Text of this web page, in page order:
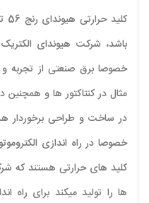
باشد، شرکت هیوندای
خصوصا برق صنعتی از تجربه
مثال در کنتاکتور ها و همچنین
در ساخت و طراحی برخوردار
خصوصا در راه اندازی
کلید های حرارتی هستند که
ها را تولید میکند برای راه